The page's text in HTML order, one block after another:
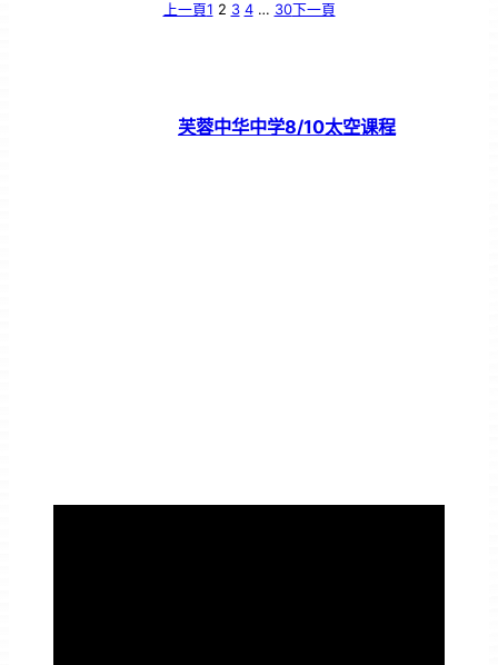
上一頁1 2 3 4 … 30下一頁
芙蓉中华中学8/10太空课程